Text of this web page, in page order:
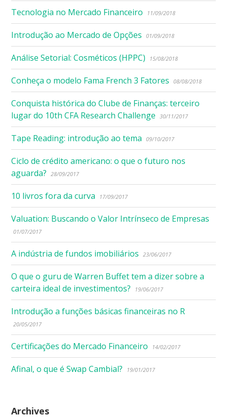
Tecnologia no Mercado Financeiro 11/09/2018
Introdução ao Mercado de Opções 01/09/2018
Análise Setorial: Cosméticos (HPPC) 15/08/2018
Conheça o modelo Fama French 3 Fatores 08/08/2018
Conquista histórica do Clube de Finanças: terceiro
lugar do 10th CFA Research Challenge
30/11/2017
Tape Reading: introdução ao tema 09/10/2017
Ciclo de crédito americano: o que o futuro nos
aguarda?
28/09/2017
10 livros fora da curva 17/09/2017
Valuation: Buscando o Valor Intrínseco de Empresas
01/07/2017
A indústria de fundos imobiliários 23/06/2017
O que o guru de Warren Buffet tem a dizer sobre a
carteira ideal de investimentos?
19/06/2017
Introdução a funções básicas financeiras no R
20/05/2017
Certificações do Mercado Financeiro 14/02/2017
Afinal, o que é Swap Cambial? 19/01/2017
Archives